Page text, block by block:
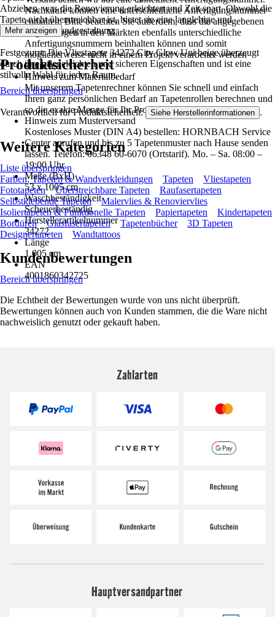
Nachkäufe können eine unterschiedliche Anfertigungsnummer
enthalten. Bitte beachten Sie außerdem, dass die angegebenen
Lagermengen in den Märkten ebenfalls unterschiedliche
Anfertigungsnummern beinhalten können und somit
möglicherweise nicht in einem Projekt verarbeitet werden
können.
Hinweis zum Materialbedarf
Mit unserem Tapetenrechner können Sie schnell und einfach
Ihren ganz persönlichen Bedarf an Tapetenrollen berechnen und
so die exakte Menge für Ihr Projekt ermitteln.
Hinweis zum Musterversand
Kostenloses Muster (DIN A4) bestellen: HORNBACH Service
Center anrufen und bis zu 5 Tapetenmuster nach Hause senden
lassen. Telefon: 06348 60-6070 (Ortstarif). Mo. – Sa. 08:00 –
19:00 Uhr
Maße (BxH)
53 x 1005 cm
Waschbeständigkeit
Scheuerbeständig
Herstellerartikelnummer
34272
Länge
1.005 cm
EAN
4001860342725
Abziehen, was die Renovierung erleichtert und Zeit spart. Obwohl die
Tapete nicht überstreichbar ist, bietet sie eine langlebige und
pflegeleichte Wandgestaltung.
Festgezurrt: Die Vliestapete 34272 City Glow Uni beige überzeugt
durch ihre pflegeleichten und sicheren Eigenschaften und ist eine
stilvolle Wahl für jeden Raum.
Mehr anzeigen
Produktsicherheit
Bereich überspringen
Verantwortlich für Produktsicherheit: Siehe Herstellerinformationen .
Weitere Kategorien
Liste überspringen
Farben, Tapeten & Wandverkleidungen
Tapeten
Vliestapeten
Fototapeten
Überstreichbare Tapeten
Raufasertapeten
Selbstklebende Tapeten
Malervlies & Renoviervlies
Isoliertapeten & Funktionelle Tapeten
Papiertapeten
Kindertapeten
Bordüren
Glasfasertapeten Tapetenbücher
3D Tapeten
Designertapeten
Wandtattoos
Kundenbewertungen
Bereich überspringen
Die Echtheit der Bewertungen wurde von uns nicht überprüft.
Bewertungen können auch von Kunden stammen, die die Ware nicht
nachweislich genutzt oder gekauft haben.
Zahlarten
Hauptversandpartner